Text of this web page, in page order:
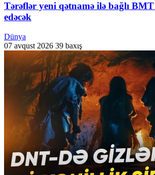
Tərəflər yeni qətnamə ilə bağlı
edəcək
Dünya
07 avqust 2026 39 baxış